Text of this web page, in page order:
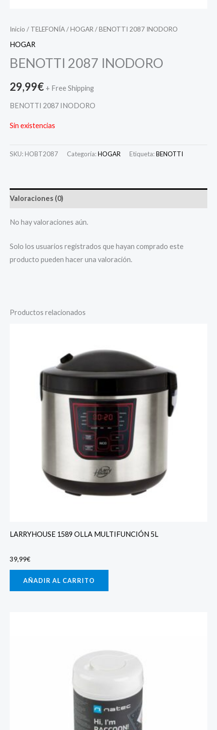
Inicio / TELEFONÍA/HOGAR / BENOTTI 2087 INODORO
HOGAR
BENOTTI 2087 INODORO
29,99€ + Free Shipping
BENOTTI 2087 INODORO
Sin existencias
SKU: HOBT2087 Categoría:HOGAR Etiqueta:BENOTTI
Valoraciones (0)
No hay valoraciones aún.
Solo los usuarios registrados que hayan comprado este
producto pueden hacer una valoración.
Productos relacionados
LARRYHOUSE 1589 OLLA MULTIFUNCIÓN 5L
39,99€
AÑADIR AL CARRITO